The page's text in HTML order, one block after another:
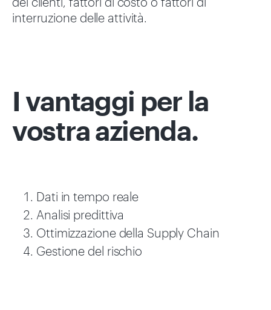
interruzione delle attività.
I vantaggi per la
vostra azienda.
Dati in tempo reale
Analisi predittiva
Ottimizzazione della Supply Chain
Gestione del rischio